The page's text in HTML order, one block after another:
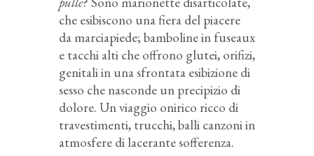
che esibiscono una fiera del piacere
da marciapiede; bamboline in fuseaux
e tacchi alti che offrono glutei, orifizi,
genitali in una sfrontata esibizione di
sesso che nasconde un precipizio di
dolore. Un viaggio onirico ricco di
travestimenti, trucchi, balli canzoni in
atmosfere di lacerante sofferenza.